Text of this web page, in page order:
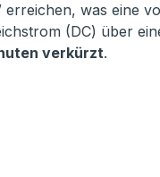
erreichen, was eine
(DC) über
verkürzt.